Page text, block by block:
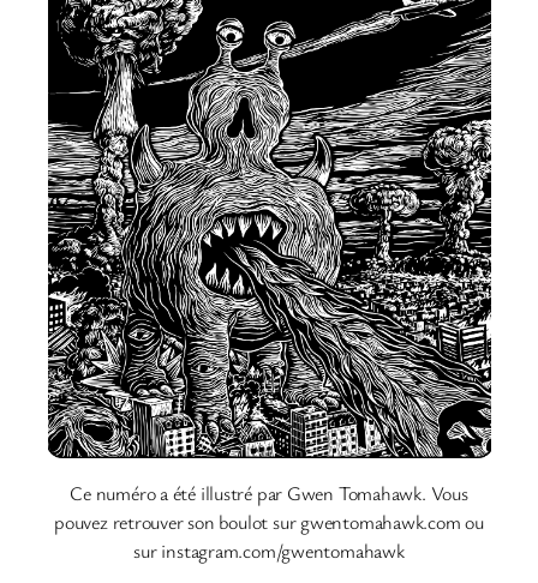
Ce numéro a été illustré par Gwen Tomahawk. Vous
pouvez retrouver son boulot sur gwentomahawk.com ou
sur instagram.com/gwentomahawk